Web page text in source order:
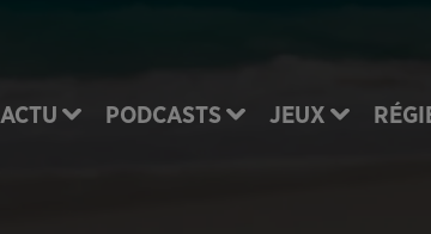
ACTU PODCASTS JEUX